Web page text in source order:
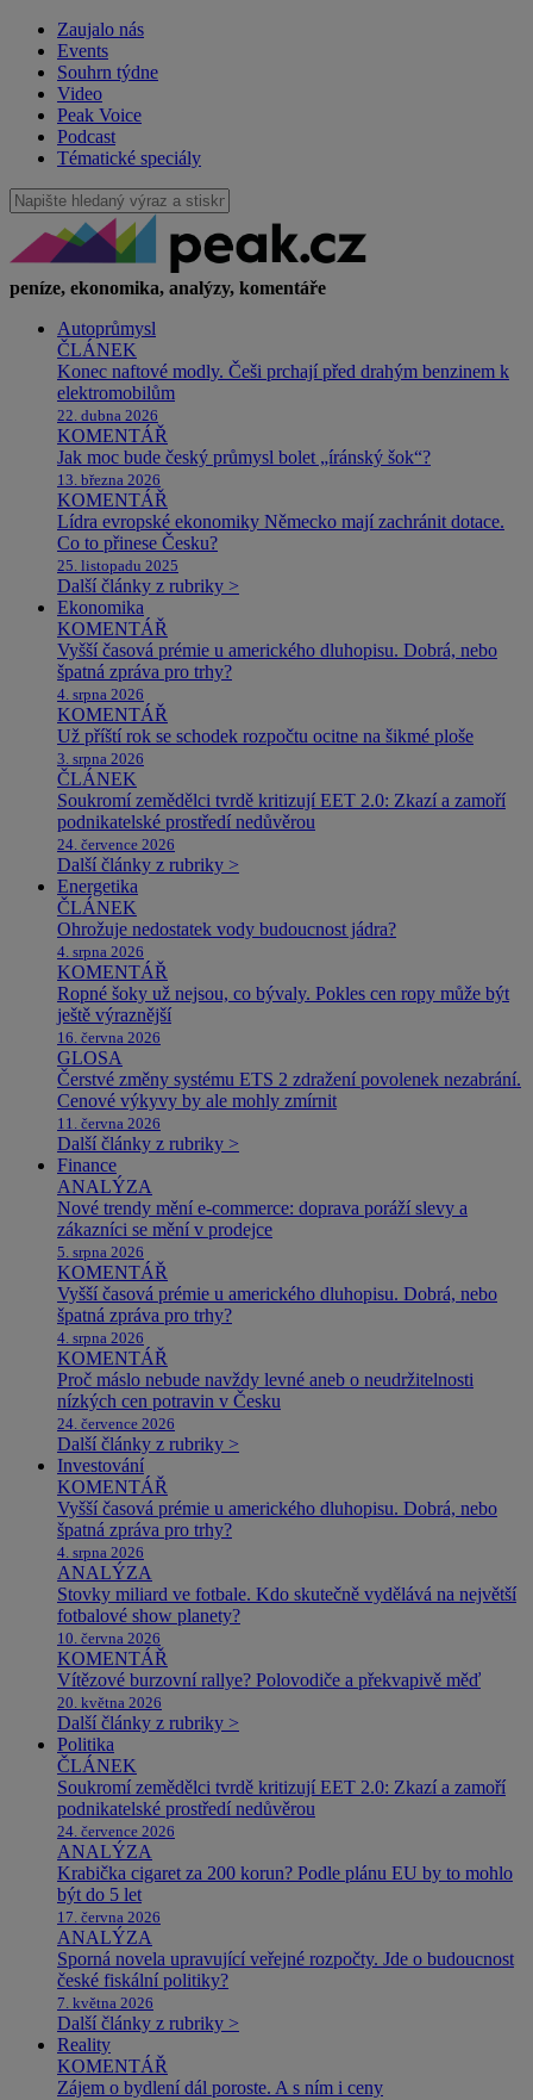
Zaujalo nás
Events
Souhrn týdne
Video
Peak Voice
Podcast
Tématické speciály
peníze, ekonomika, analýzy, komentáře
Autoprůmysl
ČLÁNEK
Konec naftové modly. Češi prchají před drahým benzinem k
elektromobilům
22. dubna 2026
KOMENTÁŘ
Jak moc bude český průmysl bolet „íránský šok“?
13. března 2026
KOMENTÁŘ
Lídra evropské ekonomiky Německo mají zachránit dotace.
Co to přinese Česku?
25. listopadu 2025
Další články z rubriky >
Ekonomika
KOMENTÁŘ
Vyšší časová prémie u amerického dluhopisu. Dobrá, nebo
špatná zpráva pro trhy?
4. srpna 2026
KOMENTÁŘ
Už příští rok se schodek rozpočtu ocitne na šikmé ploše
3. srpna 2026
ČLÁNEK
Soukromí zemědělci tvrdě kritizují EET 2.0: Zkazí a zamoří
podnikatelské prostředí nedůvěrou
24. července 2026
Další články z rubriky >
Energetika
ČLÁNEK
Ohrožuje nedostatek vody budoucnost jádra?
4. srpna 2026
KOMENTÁŘ
Ropné šoky už nejsou, co bývaly. Pokles cen ropy může být
ještě výraznější
16. června 2026
GLOSA
Čerstvé změny systému ETS 2 zdražení povolenek nezabrání.
Cenové výkyvy by ale mohly zmírnit
11. června 2026
Další články z rubriky >
Finance
ANALÝZA
Nové trendy mění e-commerce: doprava poráží slevy a
zákazníci se mění v prodejce
5. srpna 2026
KOMENTÁŘ
Vyšší časová prémie u amerického dluhopisu. Dobrá, nebo
špatná zpráva pro trhy?
4. srpna 2026
KOMENTÁŘ
Proč máslo nebude navždy levné aneb o neudržitelnosti
nízkých cen potravin v Česku
24. července 2026
Další články z rubriky >
Investování
KOMENTÁŘ
Vyšší časová prémie u amerického dluhopisu. Dobrá, nebo
špatná zpráva pro trhy?
4. srpna 2026
ANALÝZA
Stovky miliard ve fotbale. Kdo skutečně vydělává na největší
fotbalové show planety?
10. června 2026
KOMENTÁŘ
Vítězové burzovní rallye? Polovodiče a překvapivě měď
20. května 2026
Další články z rubriky >
Politika
ČLÁNEK
Soukromí zemědělci tvrdě kritizují EET 2.0: Zkazí a zamoří
podnikatelské prostředí nedůvěrou
24. července 2026
ANALÝZA
Krabička cigaret za 200 korun? Podle plánu EU by to mohlo
být do 5 let
17. června 2026
ANALÝZA
Sporná novela upravující veřejné rozpočty. Jde o budoucnost
české fiskální politiky?
7. května 2026
Další články z rubriky >
Reality
KOMENTÁŘ
Zájem o bydlení dál poroste. A s ním i ceny